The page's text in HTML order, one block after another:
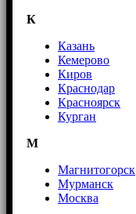
К
Казань
Кемерово
Киров
Краснодар
Красноярск
Курган
М
Магнитогорск
Мурманск
Москва